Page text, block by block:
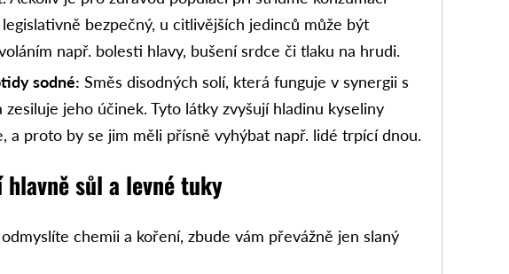
legislativně bezpečný, u citlivějších jedinců může být
např. bolesti hlavy, bušení srdce či tlaku na hrudi.
sodné: Směs disodných solí, která funguje v synergii s
zesiluje jeho účinek. Tyto látky zvyšují hladinu kyseliny
a proto by se jim měli přísně vyhýbat např. lidé trpící dnou.
sůl a levné tuky
chemii a koření, zbude vám převážně jen slaný